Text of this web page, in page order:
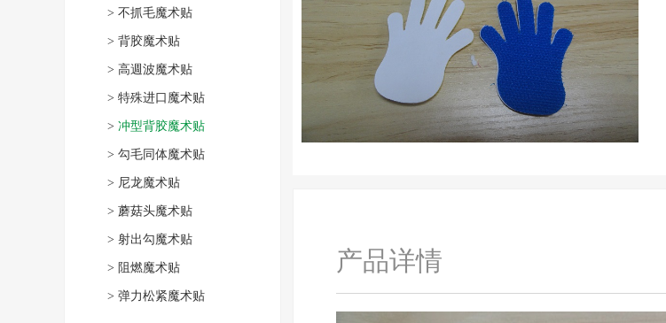
> 不抓毛魔术贴
> 背胶魔术贴
> 高週波魔术贴
> 特殊进口魔术贴
> 冲型背胶魔术贴
> 勾毛同体魔术贴
> 尼龙魔术贴
> 蘑菇头魔术贴
> 射出勾魔术贴
> 阻燃魔术贴
> 弹力松紧魔术贴
产品详情